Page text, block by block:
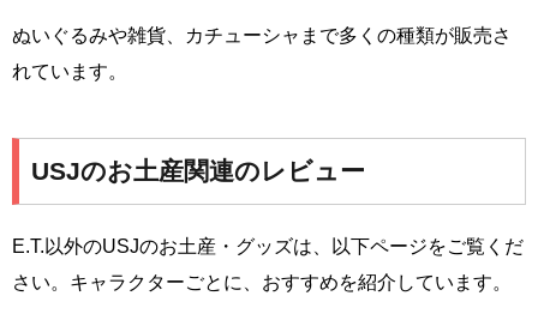
ぬいぐるみや雑貨、カチューシャまで多くの種類が販売さ
れています。
USJのお土産関連のレビュー
E.T.以外のUSJのお土産・グッズは、以下ページをご覧くだ
さい。キャラクターごとに、おすすめを紹介しています。